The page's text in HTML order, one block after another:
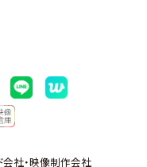
会社・映像制作会社